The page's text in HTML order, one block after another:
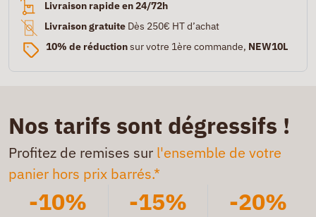
Livraison rapide en 24/72h
Livraison gratuite Dès 250€ HT d’achat
10% de réductionsur votre 1ère commande, NEW10L
Nos tarifs sont dégressifs !
Profitez de remises sur l'ensemble de votre
panier hors prix barrés.*
-10% -15% -20%